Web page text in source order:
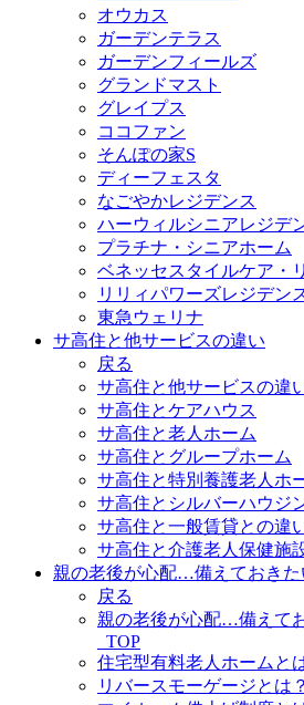
オウカス
ガーデンテラス
ガーデンフィールズ
グランドマスト
グレイプス
ココファン
そんぽの家S
ディーフェスタ
なごやかレジデンス
ハーウィルシニアレジデ
プラチナ・シニアホーム
ベネッセスタイルケア・
リリィパワーズレジデン
東急ウェリナ
サ高住と他サービスの違い
戻る
サ高住と他サービスの違
サ高住とケアハウス
サ高住と老人ホーム
サ高住とグループホーム
サ高住と特別養護老人ホ
サ高住とシルバーハウジ
サ高住と一般賃貸との違
サ高住と介護老人保健施
親の老後が心配…備えておきた
戻る
親の老後が心配…備えて
_TOP
住宅型有料老人ホームと
リバースモーゲージとは？